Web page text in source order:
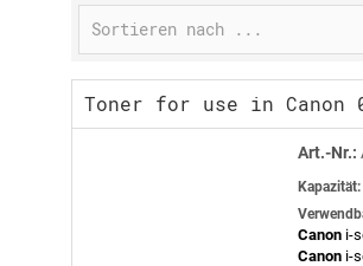
Toner for use in Canon
Art.-Nr.:
Kapazität:
Canon i-
Canon i-